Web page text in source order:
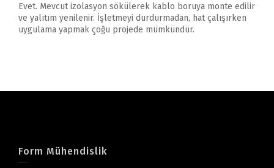
Evet. Mevcut izolasyon sökülerek kablo boruya monte edilir
ve yalıtım yenilenir. İşletmeyi durdurmadan, hat çalışırken
uygulama yapmak çoğu projede mümkündür.
Form Mühendislik